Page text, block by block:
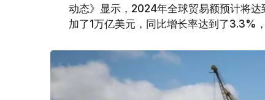
动态》显示，2024年全球贸易额预计将
加了1万亿美元，同比增长率达到了3.3%